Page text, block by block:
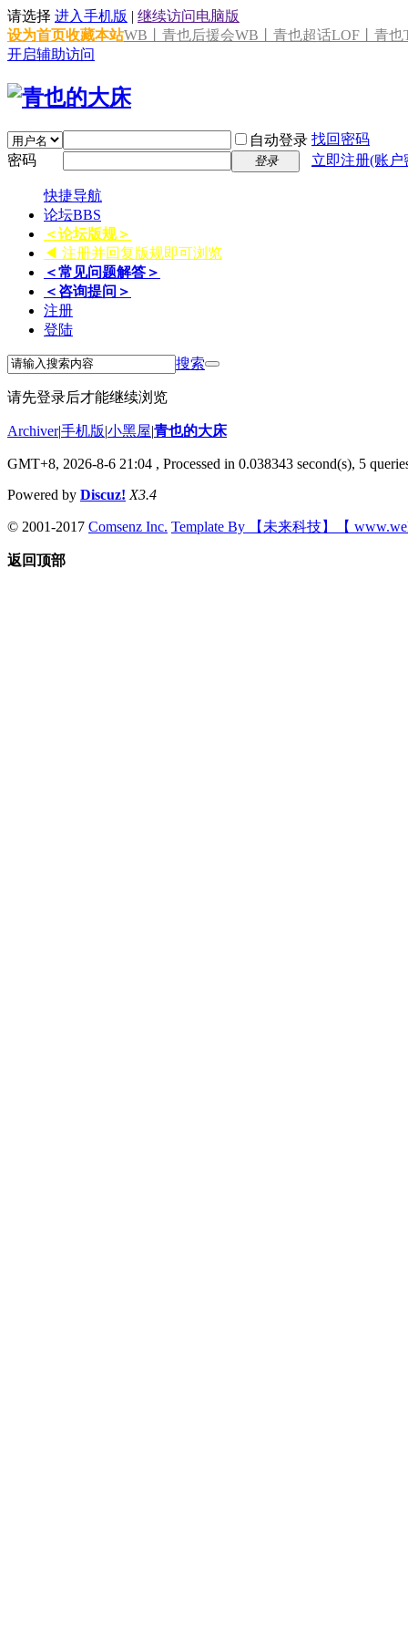
请选择 进入手机版 | 继续访问电脑版
设为首页收藏本站WB丨青也后援会WB丨青也超话LOF丨青也
开启辅助访问
自动登录 找回密码
密码
登录 立即注册(账
快捷导航
论坛BBS
＜论坛版规＞
◀ 注册并回复版规即可浏览
＜常见问题解答＞
＜咨询提问＞
注册
登陆
搜索
请先登录后才能继续浏览
Archiver|手机版|小黑屋|青也的大床
GMT+8, 2026-8-6 21:04 , Processed in 0.038343 second(s), 5
Powered by Discuz! X3.4
© 2001-2017 Comsenz Inc. Template By 【未来科技】【
返回顶部